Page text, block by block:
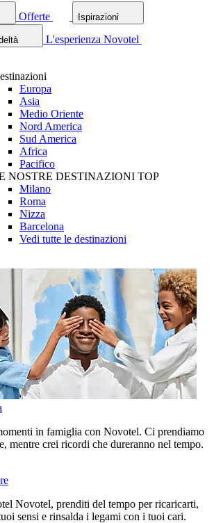
Offerte Ispirazioni
L'esperienza Novotel
Europa
Asia
Medio Oriente
Nord America
Sud America
Africa
Pacifico
NOSTRE DESTINAZIONI TOP
Milano
Roma
Nizza
Barcelona
Vedi tutte le destinazioni
in famiglia con Novotel. Ci prendiamo
mentre crei ricordi che dureranno nel tempo.
Novotel, prenditi del tempo per ricaricarti,
sensi e rinsalda i legami con i tuoi cari.